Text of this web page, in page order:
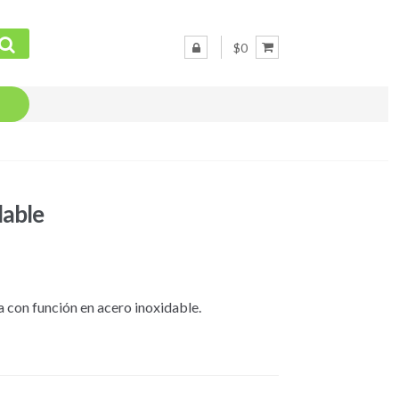
$0
función en acero inoxidable.